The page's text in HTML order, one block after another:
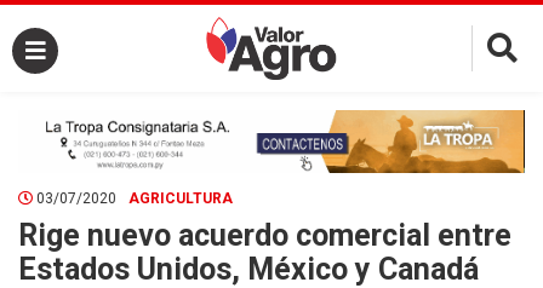
×
03/07/2020 AGRICULTURA
Rige nuevo acuerdo comercial entre
Estados Unidos, México y Canadá